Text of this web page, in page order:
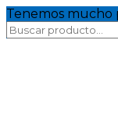
Tenemos mucho